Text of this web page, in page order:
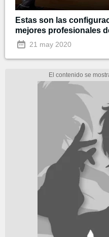
Estas son las
mejores profesionales
21 may 2020